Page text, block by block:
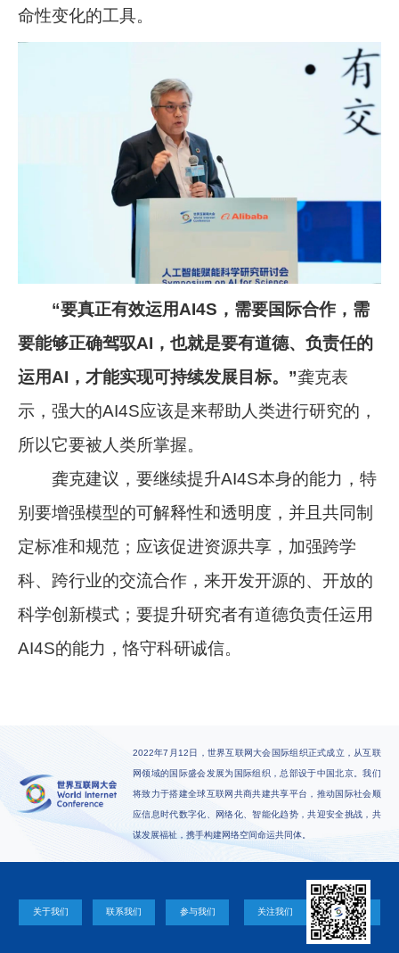
命性变化的工具。
“要真正有效运用AI4S，需要国际合作，需
要能够正确驾驭AI，也就是要有道德、负责任的
运用AI，才能实现可持续发展目标。”龚克表
示，强大的AI4S应该是来帮助人类进行研究的，
所以它要被人类所掌握。
龚克建议，要继续提升AI4S本身的能力，特
别要增强模型的可解释性和透明度，并且共同制
定标准和规范；应该促进资源共享，加强跨学
科、跨行业的交流合作，来开发开源的、开放的
科学创新模式；要提升研究者有道德负责任运用
AI4S的能力，恪守科研诚信。
2022年7月12日，世界互联网大会国际组织正式成立，从互联
网领域的国际盛会发展为国际组织，总部设于中国北京。我们
将致力于搭建全球互联网共商共建共享平台，推动国际社会顺
应信息时代数字化、网络化、智能化趋势，共迎安全挑战，共
谋发展福祉，携手构建网络空间命运共同体。
关于我们 联系我们 参与我们 关注我们